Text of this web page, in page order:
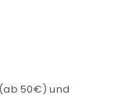
50€) und